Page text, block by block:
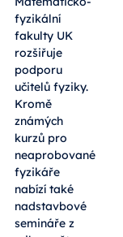
fyzikální
fakulty UK
rozšiřuje
podporu
učitelů fyziky.
Kromě
známých
kurzů pro
neaprobované
fyzikáře
nabízí také
nadstavbové
semináře z